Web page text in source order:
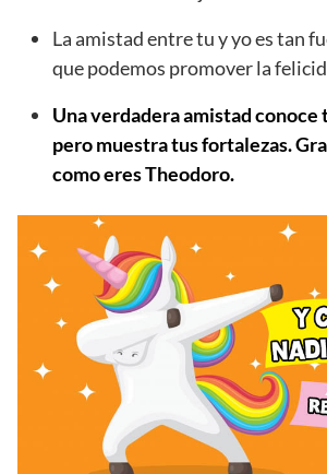
La amistad entre tu y yo es tan
que podemos promover la
Una verdadera amistad conoce
pero muestra tus fortalezas.
como eres Theodoro.